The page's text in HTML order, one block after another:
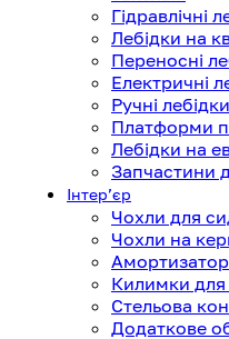
Гідравлічні
Лебідки на
Переносні
Електричні
Ручні лебідки
Платформи
Лебідки на
Запчастини
Інтерʼєр
Чохли для
Чохли на
Килимки для
Стельова
Додаткове